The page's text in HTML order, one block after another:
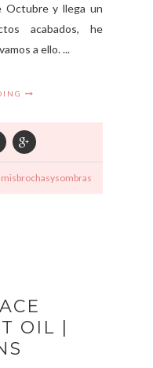
Octubre y llega un
acabados, he
a ello. ...
misbrochasysombras
OIL |